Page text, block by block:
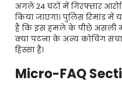
अगले 24 घंटों में गिरफ्तार
किया जाएगा। पुलिस रिमांड में
है कि इस हमले के पीछे असली
क्या पटना के अन्य कोचिंग
हिस्सा हैं।
Micro-FAQ